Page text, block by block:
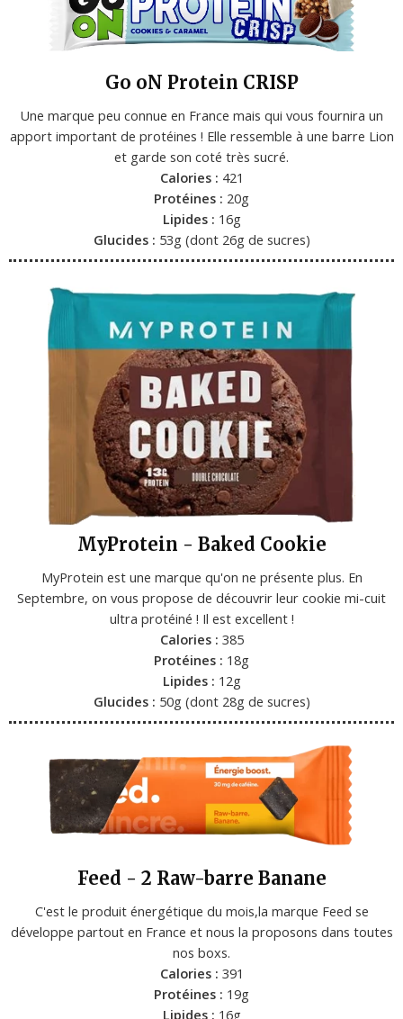
Go oN Protein CRISP
Une marque peu connue en France mais qui vous fournira un
apport important de protéines ! Elle ressemble à une barre Lion
et garde son coté très sucré.
Calories : 421
Protéines : 20g
Lipides : 16g
Glucides : 53g (dont 26g de sucres)
MyProtein - Baked Cookie
MyProtein est une marque qu'on ne présente plus. En
Septembre, on vous propose de découvrir leur cookie mi-cuit
ultra protéiné ! Il est excellent !
Calories : 385
Protéines : 18g
Lipides : 12g
Glucides : 50g (dont 28g de sucres)
Feed - 2 Raw-barre Banane
C'est le produit énergétique du mois,la marque Feed se
développe partout en France et nous la proposons dans toutes
nos boxs.
Calories : 391
Protéines : 19g
Lipides : 16g